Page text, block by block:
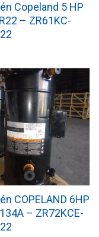
Copeland 5 HP
– ZR61KC-
COPELAND 6HP
– ZR72KCE-